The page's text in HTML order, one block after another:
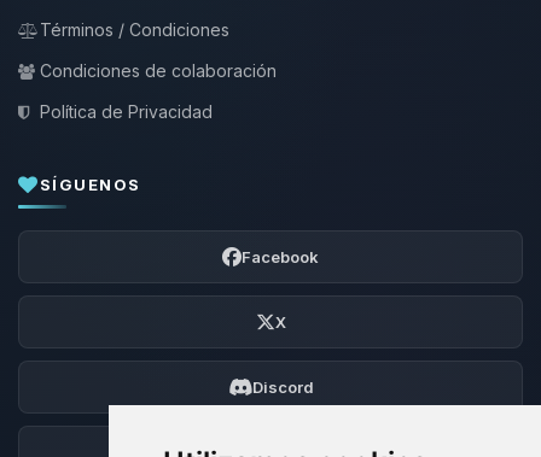
Términos / Condiciones
Condiciones de colaboración
Política de Privacidad
SÍGUENOS
Facebook
X
Discord
Foro